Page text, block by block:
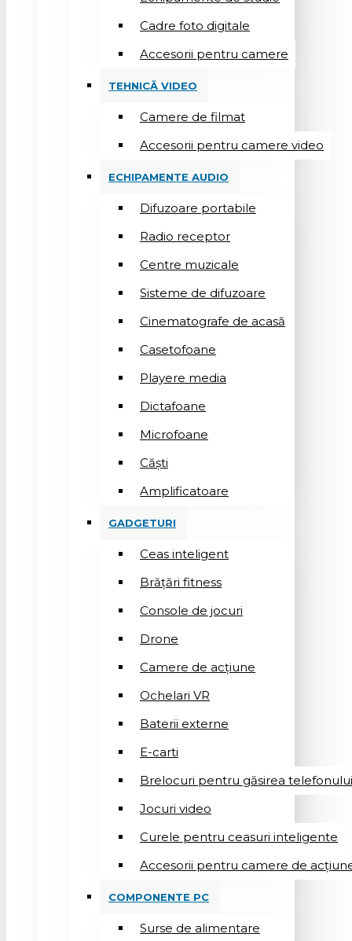
Cadre foto digitale
Accesorii pentru camere
TEHNICĂ VIDEO
Camere de filmat
Accesorii pentru camere video
ECHIPAMENTE AUDIO
Difuzoare portabile
Radio receptor
Centre muzicale
Sisteme de difuzoare
Cinematografe de acasă
Casetofoane
Playere media
Dictafoane
Microfoane
Căşti
Amplificatoare
GADGETURI
Ceas inteligent
Brățări fitness
Console de jocuri
Drone
Camere de acțiune
Ochelari VR
Baterii externe
E-carti
Brelocuri pentru găsirea telefonului
Jocuri video
Curele pentru ceasuri inteligente
Accesorii pentru camere de
COMPONENTE PC
Surse de alimentare